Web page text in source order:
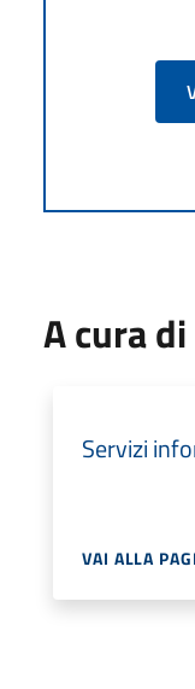
A cura di
Servizi
VAI ALLA